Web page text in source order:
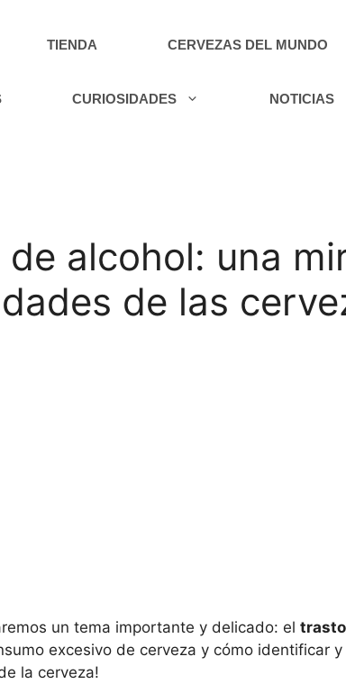
TIENDA CERVEZAS DEL MUNDO
CURIOSIDADES NOTICIAS
alcohol: una
de las
un tema importante y delicado: el
excesivo de cerveza y cómo identificar
la cerveza!